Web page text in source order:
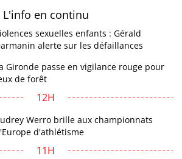
L'info en continu
sexuelles enfants : Gérald
alerte sur les défaillances
Gironde passe en vigilance rouge pour
de forêt
12H
Werro brille aux championnats
d'athlétisme
11H